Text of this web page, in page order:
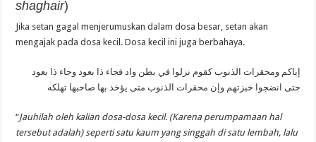
shaghair)
Jika setan gagal menjerumuskan dalam dosa besar, setan akan
mengajak pada dosa kecil. Dosa kecil ini juga berbahaya.
إياكم ومحقرات الذنوب كقوم نزلوا في بطن واد فجاء ذا بعود وجاء ذا بعود
حتى انضجوا خبزتهم وإن محقرات الذنوب متى يؤخذ بها صاحبها تهلكه
“Jauhilah oleh kalian dosa-dosa kecil. (Karena perumpamaan hal
tersebut adalah) seperti satu kaum yang singgah di satu lembah, lalu